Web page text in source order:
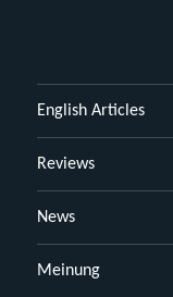
English Articles
Reviews
News
Meinung